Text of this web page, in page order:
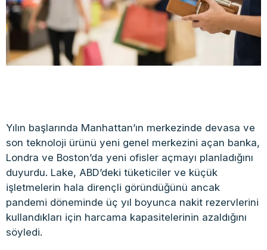
Yılın başlarında Manhattan’ın merkezinde devasa ve
son teknoloji ürünü yeni genel merkezini açan banka,
Londra ve Boston’da yeni ofisler açmayı planladığını
duyurdu. Lake, ABD’deki tüketiciler ve küçük
işletmelerin hala dirençli göründüğünü ancak
pandemi döneminde üç yıl boyunca nakit rezervlerini
kullandıkları için harcama kapasitelerinin azaldığını
söyledi.